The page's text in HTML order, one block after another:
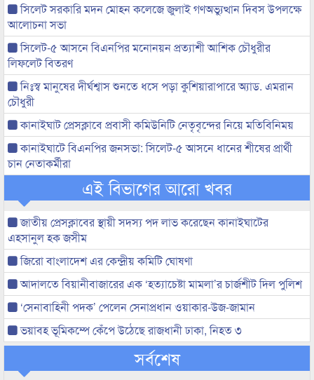
সিলেট সরকারি মদন মোহন কলেজে জুলাই গণঅভ্যুত্থান দিবস উপলক্ষে
আলোচনা সভা
সিলেট-৫ আসনে বিএনপির মনোনয়ন প্রত্যাশী আশিক চৌধুরীর
লিফলেট বিতরণ
নিঃস্ব মানুষের দীর্ঘশ্বাস শুনতে ধসে পড়া কুশিয়ারাপারে অ্যাড. এমরান
চৌধুরী
কানাইঘাট প্রেসক্লাবে প্রবাসী কমিউনিটি নেতৃবৃন্দের নিয়ে মতিবিনিময়
কানাইঘাটে বিএনপির জনসভা: সিলেট-৫ আসনে ধানের শীষের প্রার্থী
চান নেতাকর্মীরা
এই বিভাগের আরো খবর
জাতীয় প্রেসক্লাবের স্থায়ী সদস্য পদ লাভ করেছেন কানাইঘাটের
এহসানুল হক জসীম
জিরো বাংলাদেশ এর কেন্দ্রীয় কমিটি ঘোষণা
আদালতে বিয়ানীবাজারের এক ‘হত্যাচেষ্টা মামলা’র চার্জশীট দিল পুলিশ
‘সেনাবাহিনী পদক’ পেলেন সেনাপ্রধান ওয়াকার-উজ-জামান
ভয়াবহ ভূমিকম্পে কেঁপে উঠেছে রাজধানী ঢাকা, নিহত ৩
সর্বশেষ